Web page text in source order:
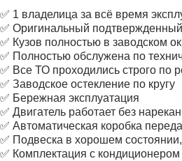
✅ 1 владелица за всё время
✅ Оригинальный
✅ Кузов полностью в заводском
✅ Полностью обслужена по
✅ Все ТО проходились строго по
✅ Заводское остекление по кругу
✅ Бережная эксплуатация
✅ Двигатель работает без
✅ Автоматическая коробка
✅ Подвеска в хорошем
✅ Комплектация с кондиционером